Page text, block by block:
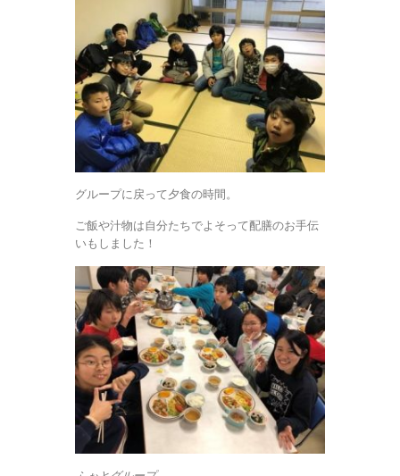
グループに戻って夕食の時間。
ご飯や汁物は自分たちでよそって配膳のお手伝
いもしました！